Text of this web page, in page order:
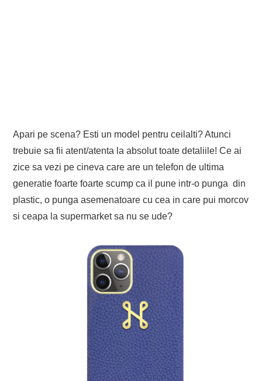
Apari pe scena? Esti un model pentru ceilalti? Atunci
trebuie sa fii atent/atenta la absolut toate detaliile! Ce ai
zice sa vezi pe cineva care are un telefon de ultima
generatie foarte foarte scump ca il pune intr-o punga din
plastic, o punga asemenatoare cu cea in care pui morcov
si ceapa la supermarket sa nu se ude?